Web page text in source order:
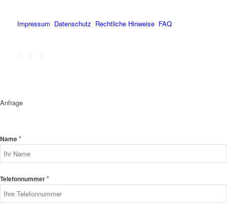
Impressum Datenschutz Rechtliche Hinweise FAQ
Anfrage
Name*
Telefonnummer*